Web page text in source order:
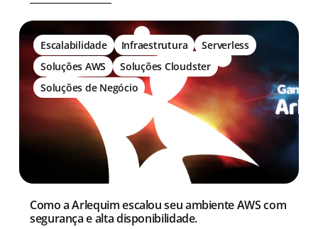
Escalabilidade Infraestrutura
Serverless
Soluções AWS
Soluções Cloudster
Soluções de Negócio
Como a Arlequim escalou seu ambiente AWS com
segurança e alta disponibilidade.